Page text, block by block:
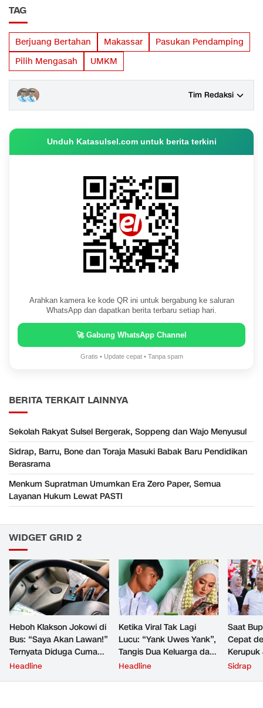
TAG
Berjuang Bertahan Makassar
Pasukan Pendamping
Pilih Mengasah
UMKM
Tim Redaksi
Unduh Katasulsel.com untuk berita terkini
Arahkan kamera ke kode QR ini untuk bergabung ke saluran
WhatsApp dan dapatkan berita terbaru setiap hari.
🚀 Gabung WhatsApp Channel
Gratis • Update cepat • Tanpa spam
BERITA TERKAIT LAINNYA
Sekolah Rakyat Sulsel Bergerak, Soppeng dan Wajo Menyusul
Sidrap, Barru, Bone dan Toraja Masuki Babak Baru Pendidikan
Berasrama
Menkum Supratman Umumkan Era Zero Paper, Semua
Layanan Hukum Lewat PASTI
WIDGET GRID 2
Heboh Klakson Jokowi di
Bus: “Saya Akan Lawan!”
Ternyata Diduga Cuma
Mainan Editan
Headline
Ketika Viral Tak Lagi
Lucu: “Yank Uwes Yank”,
Tangis Dua Keluarga dan
Kesempatan Kedua untuk
Headline
Saat
Cepat
Kerupuk
Sidrap